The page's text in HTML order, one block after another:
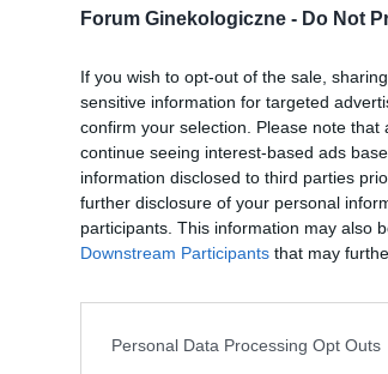
Forum Ginekologiczne - Do Not
If you wish to opt-out of the sale,
sensitive information for targeted
confirm your selection. Please note
continue seeing interest-based ads
information disclosed to third parties
further disclosure of your personal
participants. This information may also
Downstream Participants that may
Personal Data Processing Opt Outs
jpg, jpeg , png.
przekraczać 0.6MB.
o odpowiedzi